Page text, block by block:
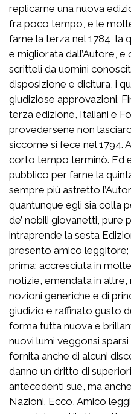
replicarne una nuova
fra poco tempo, e le
farne la terza nel 1784, la
e migliorata dall’Autore,
scritteli da uomini
disposizione e dicitura, i
giudiziose approvazioni.
terza edizione, Italiani e
provedersene non
siccome si fece nel 1794.
corto tempo terminò. Ed
pubblico per farne la
sempre più astretto
quantunque egli sia colla
de’ nobili giovanetti, pure
intraprende la sesta
presento amico leggitore;
prima: accresciuta in
notizie, emendata in
nozioni generiche e di
giudizio e raffinato gusto
forma tutta nuova e
nuovi lumi veggonsi
fornita anche di alcuni
danno un dritto di
antecedenti sue, ma
Nazioni. Ecco, Amico